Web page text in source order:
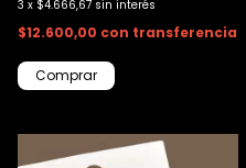
3 x $4.666,67 sin interés
$12.600,00 con transferencia